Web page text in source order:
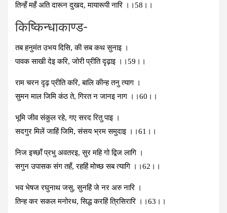
तिन्‍हँ महँ अति दारून दुखद, मायारूपी नारि ।।58।।
किष्किन्‍धाकाण्‍ड-
तब हनुमंत उभय दिसि, की सब कथ सुनाइ ।
पावक साखी देइ करि, जोरी प्रीति दृढ़ाइ ।।59।।
राम चरन दृढ़ प्रीति करि, बालि कीन्‍ह तनु त्‍याग ।
सुमन माल जिमि कंठ ते, गिरत न जानइ नाग ।।60।।
भूमि जीव संकुल रहे, गए सरद रितु पाइ ।
सदगुर मिलें जाहिं जिमि, संसय भ्रम समुदाइ ।।61।।
निज इच्‍छॉं प्रभु अवतरइ, सुर महि गो द्विज लागि ।
सगुन उपासक संग तहँ, रहहिं मोच्‍छ सब त्‍यागि ।।62।।
भव भेषज रघुनाथ जसु, सुनहिं जे नर अरु नारि ।
तिन्‍ह कर सकल मनोरथ, सिद्ध करहिं त्रिसिरारि ।।63।।